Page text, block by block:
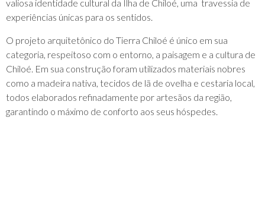
valiosa identidade cultural da Ilha de Chiloé, uma travessia de
experiências únicas para os sentidos.
O projeto arquitetônico do Tierra Chiloé é único em sua
categoria, respeitoso com o entorno, a paisagem e a cultura de
Chiloé. Em sua construção foram utilizados materiais nobres
como a madeira nativa, tecidos de lã de ovelha e cestaria local,
todos elaborados refinadamente por artesãos da região,
garantindo o máximo de conforto aos seus hóspedes.